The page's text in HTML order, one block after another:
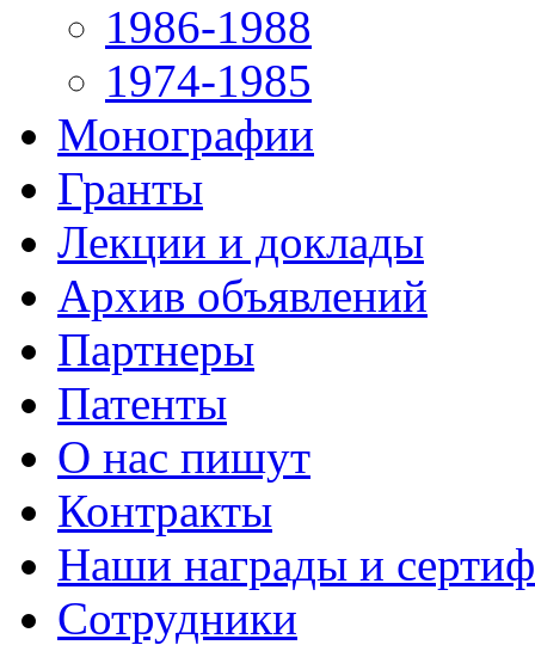
1986-1988
1974-1985
Монографии
Гранты
Лекции и доклады
Архив объявлений
Партнеры
Патенты
О нас пишут
Контракты
Наши награды и
Сотрудники